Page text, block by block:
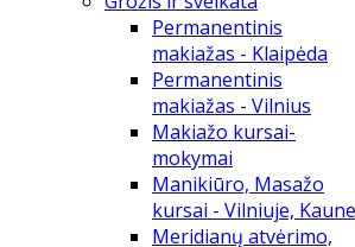
Permanentinis
makiažas - Klaipėda
Permanentinis
makiažas - Vilnius
Makiažo kursai-
mokymai
Manikiūro, Masažo
kursai - Vilniuje, Kaune
Meridianų atvėrimo,